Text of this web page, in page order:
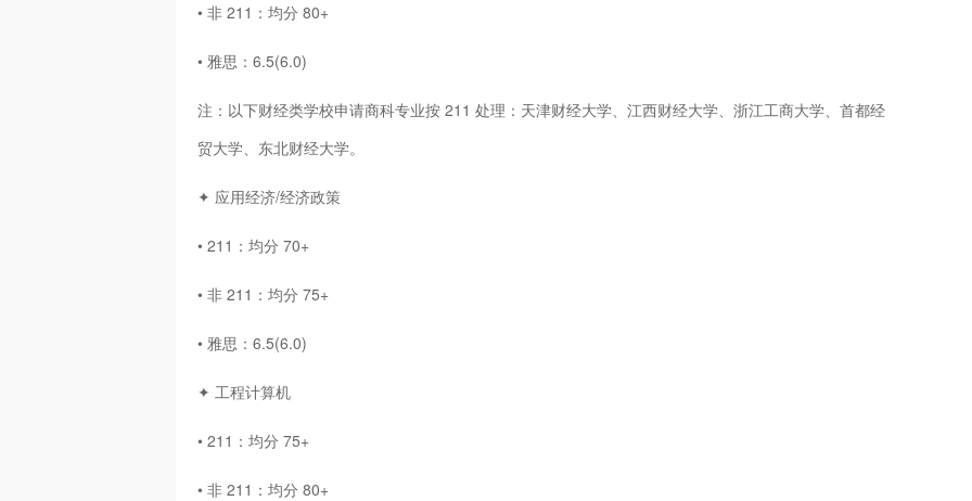
• 非 211：均分 80+
• 雅思：6.5(6.0)
注：以下财经类学校申请商科专业按 211 处理：天津财经大学、江西财经大学、浙江工商大学、首都经
贸大学、东北财经大学。
✦ 应用经济/经济政策
• 211：均分 70+
• 非 211：均分 75+
• 雅思：6.5(6.0)
✦ 工程计算机
• 211：均分 75+
• 非 211：均分 80+